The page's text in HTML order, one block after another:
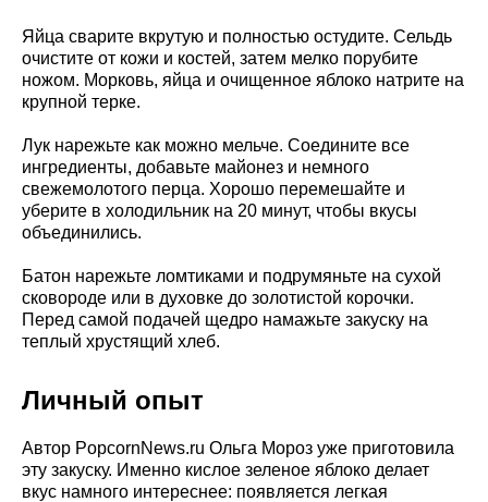
Яйца сварите вкрутую и полностью остудите. Сельдь
очистите от кожи и костей, затем мелко порубите
ножом. Морковь, яйца и очищенное яблоко натрите на
крупной терке.
Лук нарежьте как можно мельче. Соедините все
ингредиенты, добавьте майонез и немного
свежемолотого перца. Хорошо перемешайте и
уберите в холодильник на 20 минут, чтобы вкусы
объединились.
Батон нарежьте ломтиками и подрумяньте на сухой
сковороде или в духовке до золотистой корочки.
Перед самой подачей щедро намажьте закуску на
теплый хрустящий хлеб.
Личный опыт
Автор PopcornNews.ru Ольга Мороз уже приготовила
эту закуску. Именно кислое зеленое яблоко делает
вкус намного интереснее: появляется легкая